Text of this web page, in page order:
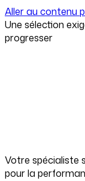
Aller au contenu
⁠Une sélection
progresser
Votre spécialiste
pourla